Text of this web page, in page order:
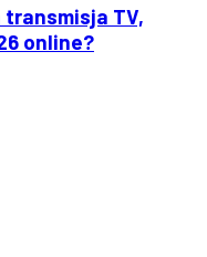
transmisja TV,
online?